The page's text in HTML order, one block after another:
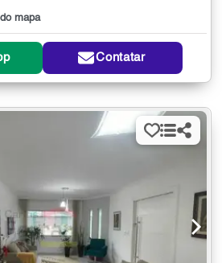
mapa
Contatar